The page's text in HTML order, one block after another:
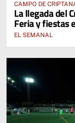
CAMPO DE
La llegada del
Feria y fiestas
EL SEMANAL